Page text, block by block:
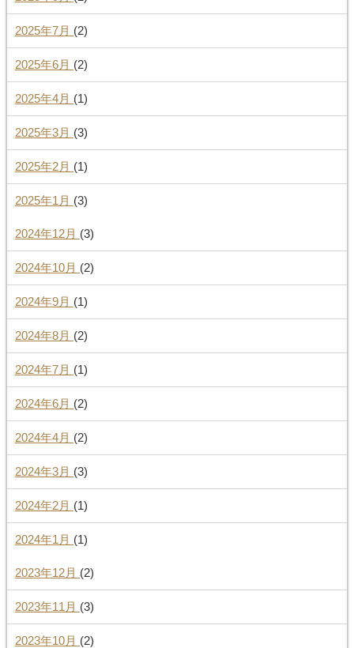
2025年7月 (2)
2025年6月 (2)
2025年4月 (1)
2025年3月 (3)
2025年2月 (1)
2025年1月 (3)
2024年12月 (3)
2024年10月 (2)
2024年9月 (1)
2024年8月 (2)
2024年7月 (1)
2024年6月 (2)
2024年4月 (2)
2024年3月 (3)
2024年2月 (1)
2024年1月 (1)
2023年12月 (2)
2023年11月 (3)
2023年10月 (2)